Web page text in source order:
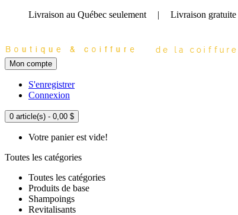
Livraison au Québec seulement | Livraison gratuite
Mon compte
S'enregistrer
Connexion
0 article(s) - 0,00 $
Votre panier est vide!
Toutes les catégories
Toutes les catégories
Produits de base
Shampoings
Revitalisants